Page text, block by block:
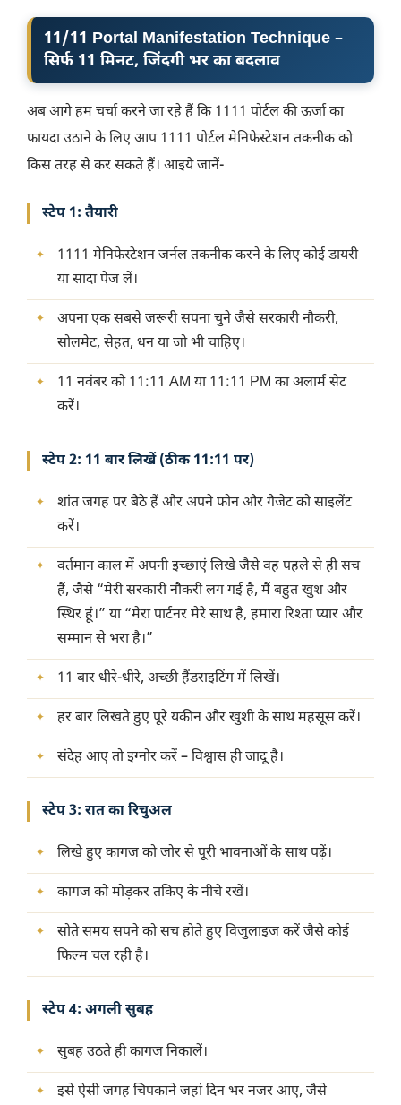
11/11 Portal Manifestation Technique –
सिर्फ 11 मिनट, जिंदगी भर का बदलाव
अब आगे हम चर्चा करने जा रहे हैं कि 1111 पोर्टल की ऊर्जा का
फायदा उठाने के लिए आप 1111 पोर्टल मेनिफेस्टेशन तकनीक को
किस तरह से कर सकते हैं। आइये जानें-
स्टेप 1: तैयारी
1111 मेनिफेस्टेशन जर्नल तकनीक करने के लिए कोई डायरी
या सादा पेज लें।
अपना एक सबसे जरूरी सपना चुने जैसे सरकारी नौकरी,
सोलमेट, सेहत, धन या जो भी चाहिए।
11 नवंबर को 11:11 AM या 11:11 PM का अलार्म सेट
करें।
स्टेप 2: 11 बार लिखें (ठीक 11:11 पर)
शांत जगह पर बैठे हैं और अपने फोन और गैजेट को साइलेंट
करें।
वर्तमान काल में अपनी इच्छाएं लिखे जैसे वह पहले से ही सच
हैं, जैसे “मेरी सरकारी नौकरी लग गई है, मैं बहुत खुश और
स्थिर हूं।” या “मेरा पार्टनर मेरे साथ है, हमारा रिश्ता प्यार और
सम्मान से भरा है।”
11 बार धीरे-धीरे, अच्छी हैंडराइटिंग में लिखें।
हर बार लिखते हुए पूरे यकीन और खुशी के साथ महसूस करें।
संदेह आए तो इग्नोर करें – विश्वास ही जादू है।
स्टेप 3: रात का रिचुअल
लिखे हुए कागज को जोर से पूरी भावनाओं के साथ पढ़ें।
कागज को मोड़कर तकिए के नीचे रखें।
सोते समय सपने को सच होते हुए विजुलाइज करें जैसे कोई
फिल्म चल रही है।
स्टेप 4: अगली सुबह
सुबह उठते ही कागज निकालें।
इसे ऐसी जगह चिपकाने जहां दिन भर नजर आए, जैसे